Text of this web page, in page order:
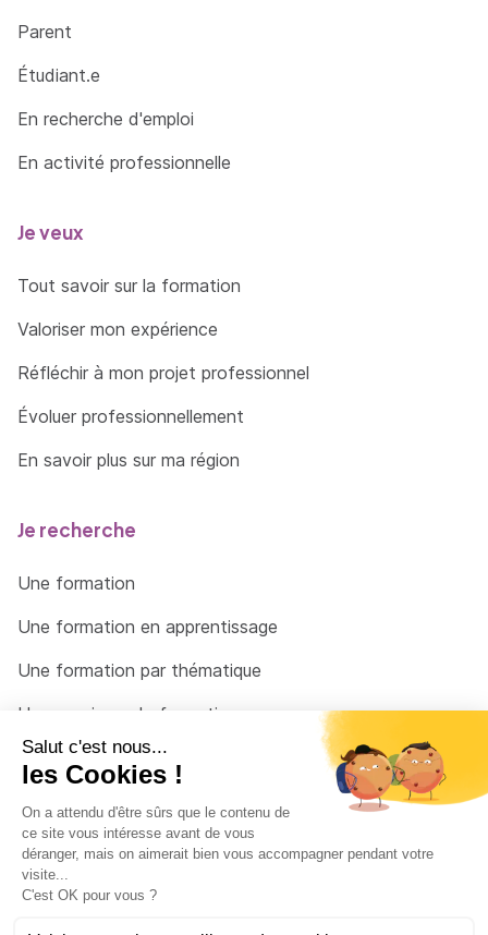
Parent
Étudiant.e
En recherche d'emploi
En activité professionnelle
Je veux
Tout savoir sur la formation
Valoriser mon expérience
Réfléchir à mon projet professionnel
Évoluer professionnellement
En savoir plus sur ma région
Je recherche
Une formation
Une formation en apprentissage
Une formation par thématique
Un organisme de formation
Un conseiller